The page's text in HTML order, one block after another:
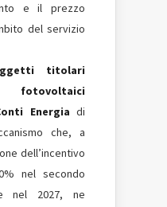
e il prezzo
del servizio
titolari
fotovoltaici
Energia di
che, a
dell’incentivo
nel secondo
nel 2027, ne